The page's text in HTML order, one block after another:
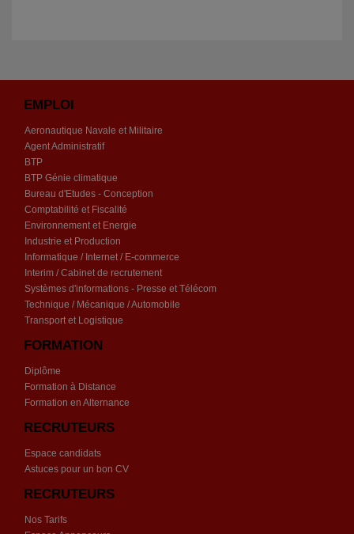
EMPLOI
Aeronautique Navale et Militaire
Agent Administratif
BTP
BTP Génie climatique
Bureau d'Etudes - Conception
Comptabilité et Fiscalité
Environnement et Energie
Industrie et Production
Informatique / Internet / E-commerce
Interim / Cabinet de recrutement
Systèmes d'informations - Presse et Télécom
Technique / Mécanique / Automobile
Transport et Logistique
FORMATION
Diplôme
Formation à Distance
Formation en Alternance
RECRUTEURS
Espace candidats
Astuces pour un bon CV
RECRUTEURS
Nos Tarifs